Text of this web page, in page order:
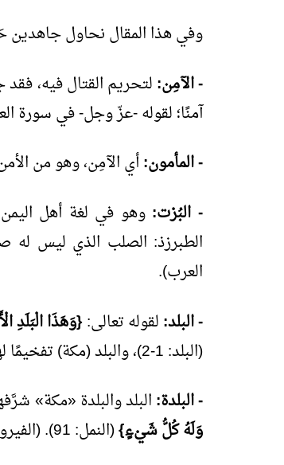
وفي هذا المقال نحاول
- الآمِن:لتحريم القتال فيه،
آمنًا؛ لقوله -عزّ وجل- في سورة
- المأمون:أي الآمِن، وهو من
- البُرْت:وهو في لغة أهل
الطبرزذ: الصلب الذي ليس له
العرب).
- البلد:لقوله تعالى:{وَهَذَا الْبَلَدِ
(البلد: 1-2)، والبلد (مكة) تفخيمًا لها، كالنجم للثريا، والعود للمندل. (الزمخشري، الكشاف).
- البلدة:البلد والبلدة «مكة»
وَلَهُ كُلُّ شَيْءٍ}(النمل: 91). (الفيروز آبادي، القاموس المحيط).